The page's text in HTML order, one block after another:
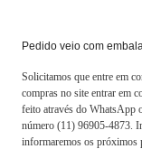
Pedido veio com
Solicitamos que entre em
compras no site entrar em
feito através do WhatsApp
número (11) 96905-4873.
informaremos os próximos